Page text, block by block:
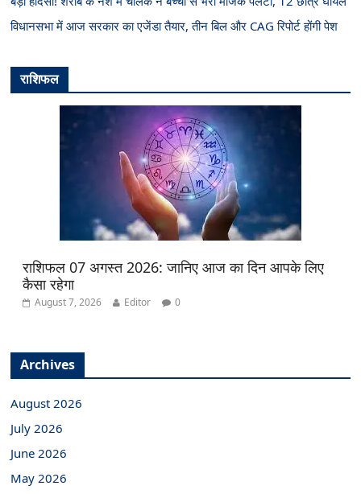
विधानसभा में आज सरकार का एजेंडा तैयार, तीन बिल और CAG रिपोर्ट होंगी पेश
राशिफल
राशिफल 07 अगस्त 2026: जानिए आज का दिन आपके लिए
कैसा रहेगा
August 7, 2026 Editor 0
Archives
August 2026
July 2026
June 2026
May 2026